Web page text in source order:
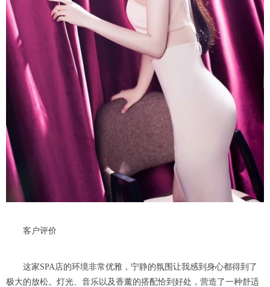
客户评价
这家SPA店的环境非常优雅，宁静的氛围让我感到身心都得到了
极大的放松。灯光、音乐以及香薰的搭配恰到好处，营造了一种舒适